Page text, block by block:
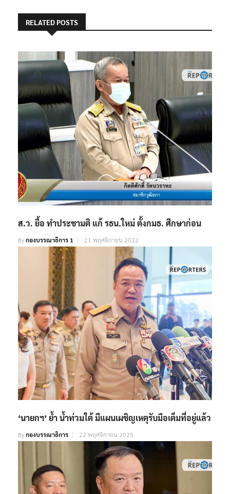
วัฒนธรรมแห่งใหม่
ส.ว. ยื้อ ทำประชามติ แก้ รธน.ใหม่ ตั้งกมธ. ศึกษาก่อน
กองบรรณาธิการ 1 21 พฤศจิกายน 2022
‘นายกฯ’ ย้ำ น้ำท่วมใต้ มีแผนเผชิญเหตุรับมือเต็มที่อยู่แล้ว
22 พฤศจิกายน 2025